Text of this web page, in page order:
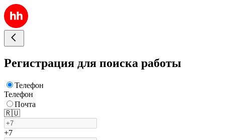
Регистрация для поиска работы
Телефон
Телефон
Почта
🇷🇺
+7